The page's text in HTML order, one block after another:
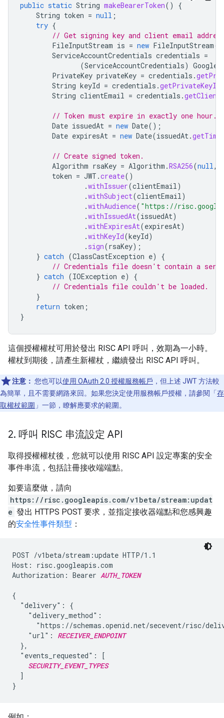
public static String makeBearerToken()
{
String token = null ;
try {
// Get signing key and client email
FileInputStream is = new FileInputStream(
ServiceAccountCredentials credentials =
(ServiceAccountCredentials)
PrivateKey privateKey = credentials .
String keyId = credentials .getPrivateKeyId
String clientEmail = credentials .
// Token must expire in exactly one hour.
Date issuedAt = new Date();
Date expiresAt = new Date(issuedAt.getTime
// Create signed token.
Algorithm rsaKey = Algorithm .RSA256(null,
token = JWT .create()
.withIssuer(clientEmail)
.withSubject(clientEmail)
.withAudience( "https://
.withIssuedAt(issuedAt)
.withExpiresAt(expiresAt)
.withKeyId(keyId)
. sign(rsaKey);
} catch (ClassCastException e)
{
// Credentials file doesn't contain a
} catch (IOException e)
{
// Credentials file couldn't be loaded.
}
return token ;
}
這個授權權杖可用於發出 RISC API 呼叫，效期為一小時。
權杖到期後，請產生新權杖，繼續發出 RISC API 呼叫。
注意： 您也可以使用 OAuth 2.0 授權服務帳戶 ，但上述 JWT 方法較
為簡單，且不需要網路來回。如果您決定使用服務帳戶授權，請參閱「 存
取權杖範圍 」一節，瞭解應要求的範圍。
2. 呼叫 RISC 串流設定 API
取得授權權杖後，您就可以使用 RISC API 設定專案的安全
事件串流，包括註冊接收端端點。
如要這麼做，請向
https://risc.googleapis.com/v1beta/stream:updat
e 發出 HTTPS POST 要求，並指定接收器端點和您感興趣
的安全性事件類型 ：
POST /v1beta/stream:update HTTP/1.1
Host: risc.googleapis.com
Authorization: Bearer AUTH_TOKEN
{
  "delivery": {
    "delivery_method":
"https://schemas.openid.net/secevent/risc/
    "url":
RECEIVER_ENDPOINT
  },
  "events_requested": [
SECURITY_EVENT_TYPES
  ]